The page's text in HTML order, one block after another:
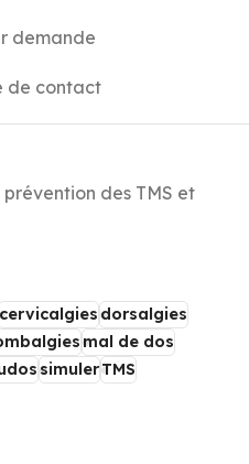
demande
de contact
des TMS et
cervicalgiesdorsalgies
mal de dos
simulerTMS